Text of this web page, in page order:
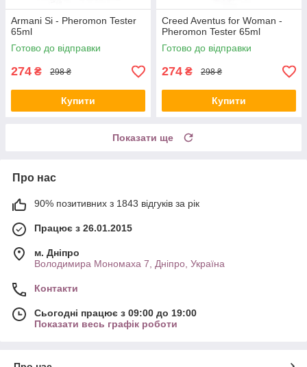
Armani Si - Pheromon Tester
65ml
Готово до відправки
274 ₴ 298 ₴
Купити
Creed Aventus for Woman -
Pheromon Tester 65ml
Готово до відправки
274 ₴ 298 ₴
Купити
Показати ще
Про нас
90% позитивних з 1843 відгуків за рік
Працює з 26.01.2015
м. Дніпро
Володимира Мономаха 7, Дніпро, Україна
Контакти
Сьогодні працює з 09:00 до 19:00
Показати весь графік роботи